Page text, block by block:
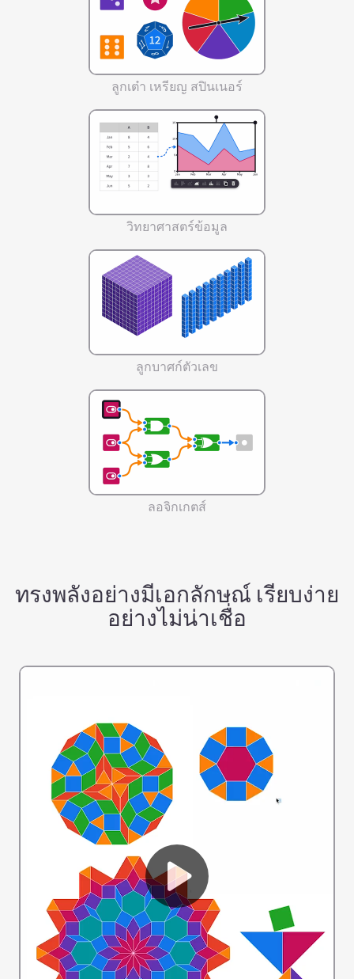
ลูกเต๋า เหรียญ สปินเนอร์
วิทยาศาสตร์ข้อมูล
ลูกบาศก์ตัวเลข
ลอจิกเกตส์
ทรงพลังอย่างมีเอกลักษณ์ เรียบง่าย
อย่างไม่น่าเชื่อ